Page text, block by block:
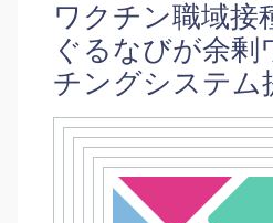
ワクチン職域接
ぐるなびが余剰
チングシステム